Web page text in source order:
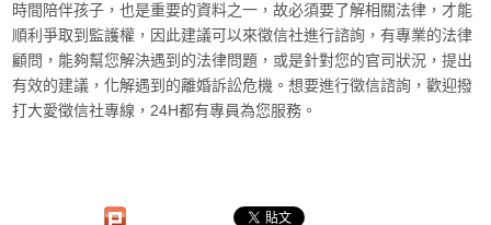
時間陪伴孩子，也是重要的資料之一，故必須要了解相關法律，才能
順利爭取到監護權，因此建議可以來徵信社進行諮詢，有專業的法律
顧問，能夠幫您解決遇到的法律問題，或是針對您的官司狀況，提出
有效的建議，化解遇到的離婚訴訟危機。想要進行徵信諮詢，歡迎撥
打大愛徵信社專線，24H都有專員為您服務。